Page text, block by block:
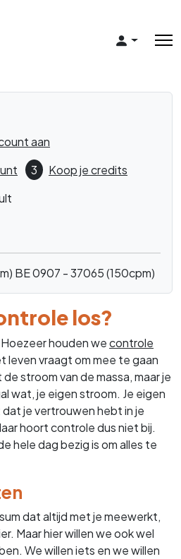
aan
3
Koop je credits
BE 0907 - 37065 (150cpm)
los?
houden wecontrole
leven vraagt om mee te gaan
stroom van de massa, maar je
wat, je eigen stroom. Je eigen
je vertrouwen hebt in je
hoort controle dus niet bij.
hele dag bezig is om alles te
dat altijd met je meewerkt,
Maar hier willen we ook wel
We willen iets en we willen